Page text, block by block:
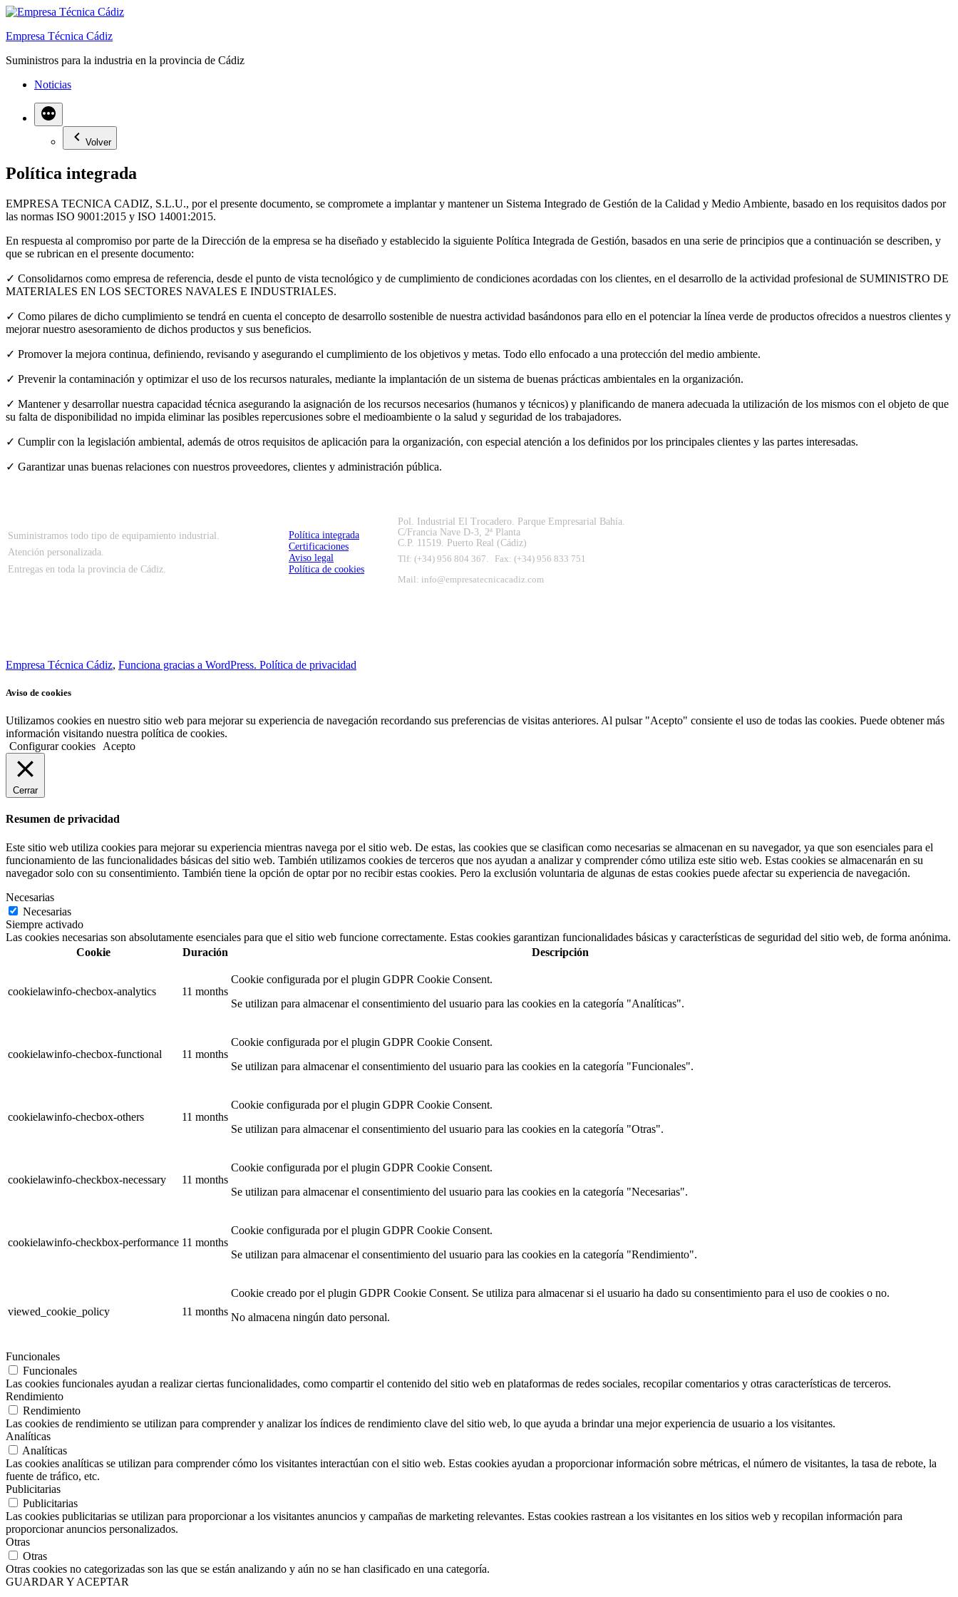
Saltar
contenido
Empresa Técnica Cádiz
Suministros para la industria en la provincia de Cádiz
Noticias
Volver
Política integrada
EMPRESA TECNICA CADIZ, S.L.U., por el presente documento, se compromete a implantar y mantener un Sistema Integrado de Gestión de la Calidad y Medio Ambiente, basado en los requisitos dados por
las normas ISO 9001:2015 y ISO 14001:2015.
En respuesta al compromiso por parte de la Dirección de la empresa se ha diseñado y establecido la siguiente Política Integrada de Gestión, basados en una serie de principios que a continuación se describen, y
que se rubrican en el presente documento:
✓ Consolidarnos como empresa de referencia, desde el punto de vista tecnológico y de cumplimiento de condiciones acordadas con los clientes, en el desarrollo de la actividad profesional de SUMINISTRO DE
MATERIALES EN LOS SECTORES NAVALES E INDUSTRIALES.
✓ Como pilares de dicho cumplimiento se tendrá en cuenta el concepto de desarrollo sostenible de nuestra actividad basándonos para ello en el potenciar la línea verde de productos ofrecidos a nuestros clientes y
mejorar nuestro asesoramiento de dichos productos y sus beneficios.
✓ Promover la mejora continua, definiendo, revisando y asegurando el cumplimiento de los objetivos y metas. Todo ello enfocado a una protección del medio ambiente.
✓ Prevenir la contaminación y optimizar el uso de los recursos naturales, mediante la implantación de un sistema de buenas prácticas ambientales en la organización.
✓ Mantener y desarrollar nuestra capacidad técnica asegurando la asignación de los recursos necesarios (humanos y técnicos) y planificando de manera adecuada la utilización de los mismos con el objeto de que
su falta de disponibilidad no impida eliminar las posibles repercusiones sobre el medioambiente o la salud y seguridad de los trabajadores.
✓ Cumplir con la legislación ambiental, además de otros requisitos de aplicación para la organización, con especial atención a los definidos por los principales clientes y las partes interesadas.
✓ Garantizar unas buenas relaciones con nuestros proveedores, clientes y administración pública.
Suministramos todo tipo de equipamiento industrial.
Atención personalizada.
Entregas en toda la provincia de Cádiz.
Política integrada
Certificaciones
Aviso legal
Política de cookies
Pol. Industrial El Trocadero. Parque Empresarial Bahía.
C/Francia Nave D-3, 2ª Planta
C.P. 11519. Puerto Real (Cádiz)
Tlf: (+34) 956 804 367. Fax: (+34) 956 833 751
Mail: info@empresatecnicacadiz.com
Empresa Técnica Cádiz, Funciona gracias a WordPress. Política de privacidad
Aviso de cookies
Utilizamos cookies en nuestro sitio web para mejorar su experiencia de navegación recordando sus preferencias de visitas anteriores. Al pulsar "Acepto" consiente el uso de todas las cookies. Puede obtener más
información visitando nuestra política de cookies.
Configurar cookies
Acepto
Cerrar
Resumen de privacidad
Este sitio web utiliza cookies para mejorar su experiencia mientras navega por el sitio web. De estas, las cookies que se clasifican como necesarias se almacenan en su navegador, ya que son esenciales para el
funcionamiento de las funcionalidades básicas del sitio web. También utilizamos cookies de terceros que nos ayudan a analizar y comprender cómo utiliza este sitio web. Estas cookies se almacenarán en su
navegador solo con su consentimiento. También tiene la opción de optar por no recibir estas cookies. Pero la exclusión voluntaria de algunas de estas cookies puede afectar su experiencia de navegación.
Necesarias
Necesarias
Siempre activado
Las cookies necesarias son absolutamente esenciales para que el sitio web funcione correctamente. Estas cookies garantizan funcionalidades básicas y características de seguridad del sitio web, de forma anónima.
Cookie
Duración Descripción
cookielawinfo-checbox-analytics 11 months
Cookie configurada por el plugin GDPR Cookie Consent.
Se utilizan para almacenar el consentimiento del usuario para las cookies en la categoría "Analíticas".
cookielawinfo-checbox-functional 11 months
Cookie configurada por el plugin GDPR Cookie Consent.
Se utilizan para almacenar el consentimiento del usuario para las cookies en la categoría "Funcionales".
cookielawinfo-checbox-others 11 months
Cookie configurada por el plugin GDPR Cookie Consent.
Se utilizan para almacenar el consentimiento del usuario para las cookies en la categoría "Otras".
cookielawinfo-checkbox-necessary 11 months
Cookie configurada por el plugin GDPR Cookie Consent.
Se utilizan para almacenar el consentimiento del usuario para las cookies en la categoría "Necesarias".
cookielawinfo-checkbox-performance 11 months
Cookie configurada por el plugin GDPR Cookie Consent.
Se utilizan para almacenar el consentimiento del usuario para las cookies en la categoría "Rendimiento".
viewed_cookie_policy 11 months
Cookie creado por el plugin GDPR Cookie Consent. Se utiliza para almacenar si el usuario ha dado su consentimiento para el uso de cookies o no.
No almacena ningún dato personal.
Funcionales
Funcionales
Las cookies funcionales ayudan a realizar ciertas funcionalidades, como compartir el contenido del sitio web en plataformas de redes sociales, recopilar comentarios y otras características de terceros.
Rendimiento
Rendimiento
Las cookies de rendimiento se utilizan para comprender y analizar los índices de rendimiento clave del sitio web, lo que ayuda a brindar una mejor experiencia de usuario a los visitantes.
Analíticas
Analíticas
Las cookies analíticas se utilizan para comprender cómo los visitantes interactúan con el sitio web. Estas cookies ayudan a proporcionar información sobre métricas, el número de visitantes, la tasa de rebote, la
fuente de tráfico, etc.
Publicitarias
Publicitarias
Las cookies publicitarias se utilizan para proporcionar a los visitantes anuncios y campañas de marketing relevantes. Estas cookies rastrean a los visitantes en los sitios web y recopilan información para
proporcionar anuncios personalizados.
Otras
Otras
Otras cookies no categorizadas son las que se están analizando y aún no se han clasificado en una categoría.
GUARDAR Y ACEPTAR